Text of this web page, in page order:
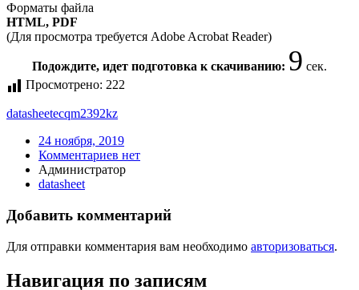
Форматы файла
HTML, PDF
(Для просмотра требуется Adobe Acrobat Reader)
Подождите, идет подготовка к скачиванию: 9 сек.
Просмотрено: 222
datasheetecqm2392kz
24 ноября, 2019
Комментариев нет
Администратор
datasheet
Добавить комментарий
Для отправки комментария вам необходимо авторизоваться.
Навигация по записям